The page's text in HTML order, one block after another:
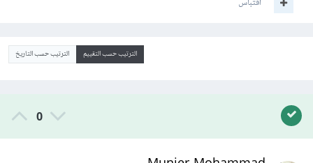
الترتيب حسب التقييم الترتيب حسب التاريخ
0